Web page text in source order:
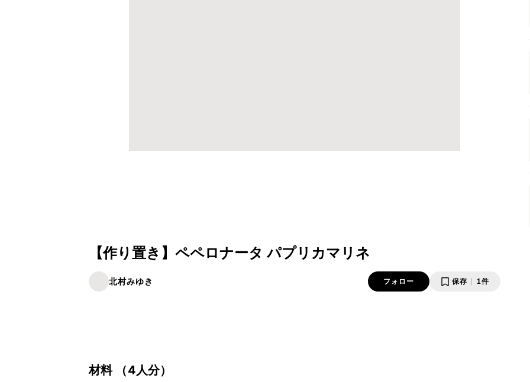
【作り置き】ペペロナータ パプリカマリネ
北村みゆき フォロー 保存 1件
材料 （4人分）